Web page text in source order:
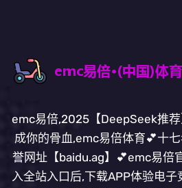
emc易倍,2025【DeepSeek推
成你的骨血,emc易倍体育💕十
誉网址【baidu.ag】💕emc易倍
入全站入口后,下载APP体验电子